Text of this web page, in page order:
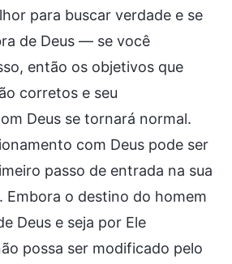
para buscar verdade e se
de Deus — se você
então os objetivos que
corretos e seu
Deus se tornará normal.
com Deus pode ser
passo de entrada na sua
Embora o destino do homem
Deus e seja por Ele
possa ser modificado pelo